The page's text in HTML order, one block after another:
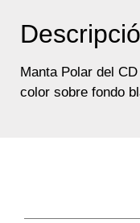
Manta Polar del
color sobre fondo